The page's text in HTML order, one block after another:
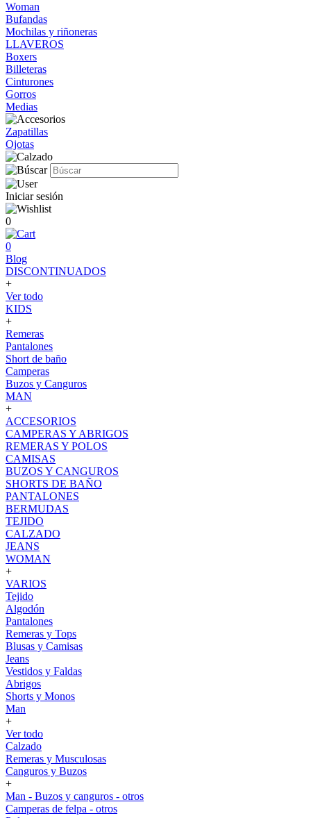
Woman
Bufandas
Mochilas y riñoneras
LLAVEROS
Boxers
Billeteras
Cinturones
Gorros
Medias
Zapatillas
Ojotas
Iniciar sesión
0
0
Blog
DISCONTINUADOS
+
Ver todo
KIDS
+
Remeras
Pantalones
Short de baño
Camperas
Buzos y Canguros
MAN
+
ACCESORIOS
CAMPERAS Y ABRIGOS
REMERAS Y POLOS
CAMISAS
BUZOS Y CANGUROS
SHORTS DE BAÑO
PANTALONES
BERMUDAS
TEJIDO
CALZADO
JEANS
WOMAN
+
VARIOS
Tejido
Algodón
Pantalones
Remeras y Tops
Blusas y Camisas
Jeans
Vestidos y Faldas
Abrigos
Shorts y Monos
Man
+
Ver todo
Calzado
Remeras y Musculosas
Canguros y Buzos
+
Man - Buzos y canguros - otros
Camperas de felpa - otros